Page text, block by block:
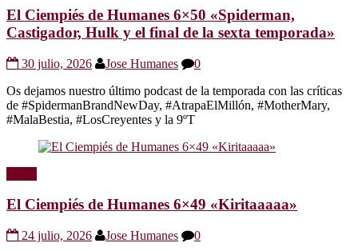
El Ciempiés de Humanes 6×50 «Spiderman,
Castigador, Hulk y el final de la sexta temporada»
30 julio, 2026 Jose Humanes
0
Os dejamos nuestro último podcast de la temporada con las críticas
de #SpidermanBrandNewDay, #AtrapaElMillón, #MotherMary,
#MalaBestia, #LosCreyentes y la 9ºT
El Ciempiés de Humanes 6×49 «Kiritaaaaa»
24 julio, 2026 Jose Humanes 0